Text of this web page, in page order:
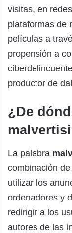
visitas, en
plataformas de
películas a
propensión a
productor de
¿De
La palabra
combinación de
utilizar los
ordenadores y
redirigir a los
autores de las